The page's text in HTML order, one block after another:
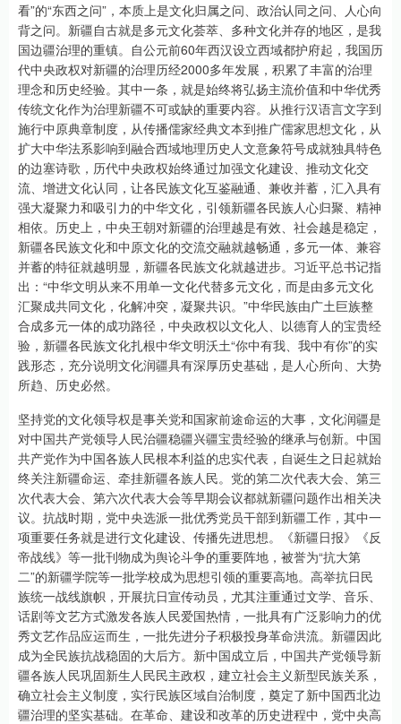
看”的“东西之问”，本质上是文化归属之问、政治认同之问、人心向
背之问。新疆自古就是多元文化荟萃、多种文化并存的地区，是我
国边疆治理的重镇。自公元前60年西汉设立西域都护府起，我国历
代中央政权对新疆的治理历经2000多年发展，积累了丰富的治理
理念和历史经验。其中一条，就是始终将弘扬主流价值和中华优秀
传统文化作为治理新疆不可或缺的重要内容。从推行汉语言文字到
施行中原典章制度，从传播儒家经典文本到推广儒家思想文化，从
扩大中华法系影响到融合西域地理历史人文意象符号成就独具特色
的边塞诗歌，历代中央政权始终通过加强文化建设、推动文化交
流、增进文化认同，让各民族文化互鉴融通、兼收并蓄，汇入具有
强大凝聚力和吸引力的中华文化，引领新疆各民族人心归聚、精神
相依。历史上，中央王朝对新疆的治理越是有效、社会越是稳定，
新疆各民族文化和中原文化的交流交融就越畅通，多元一体、兼容
并蓄的特征就越明显，新疆各民族文化就越进步。习近平总书记指
出：“中华文明从来不用单一文化代替多元文化，而是由多元文化
汇聚成共同文化，化解冲突，凝聚共识。”中华民族由广土巨族整
合成多元一体的成功路径，中央政权以文化人、以德育人的宝贵经
验，新疆各民族文化扎根中华文明沃土“你中有我、我中有你”的实
践形态，充分说明文化润疆具有深厚历史基础，是人心所向、大势
所趋、历史必然。
坚持党的文化领导权是事关党和国家前途命运的大事，文化润疆是
对中国共产党领导人民治疆稳疆兴疆宝贵经验的继承与创新。中国
共产党作为中国各族人民根本利益的忠实代表，自诞生之日起就始
终关注新疆命运、牵挂新疆各族人民。党的第二次代表大会、第三
次代表大会、第六次代表大会等早期会议都就新疆问题作出相关决
议。抗战时期，党中央选派一批优秀党员干部到新疆工作，其中一
项重要任务就是进行文化建设、传播先进思想。《新疆日报》《反
帝战线》等一批刊物成为舆论斗争的重要阵地，被誉为“抗大第
二”的新疆学院等一批学校成为思想引领的重要高地。高举抗日民
族统一战线旗帜，开展抗日宣传动员，尤其注重通过文学、音乐、
话剧等文艺方式激发各族人民爱国热情，一批具有广泛影响力的优
秀文艺作品应运而生，一批先进分子积极投身革命洪流。新疆因此
成为全民族抗战稳固的大后方。新中国成立后，中国共产党领导新
疆各族人民巩固新生人民民主政权，建立社会主义新型民族关系，
确立社会主义制度，实行民族区域自治制度，奠定了新中国西北边
疆治理的坚实基础。在革命、建设和改革的历史进程中，党中央高